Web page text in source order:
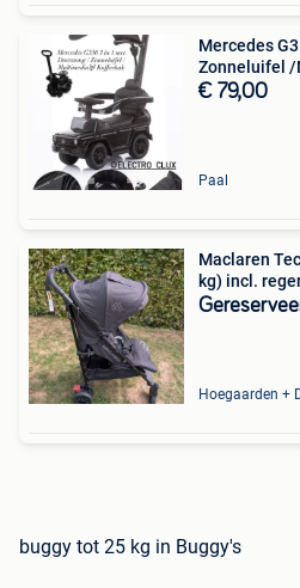
Mercedes
Zonneluifel
€ 79,00
Paal
Maclaren
kg) incl.
buggy tot 25 kg in Buggy's